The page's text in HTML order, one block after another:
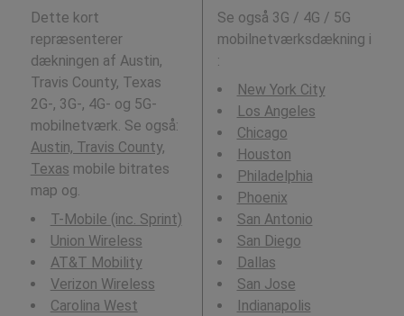
Dette kort
repræsenterer
dækningen af Austin,
Travis County, Texas
2G-, 3G-, 4G- og 5G-
mobilnetværk. Se også:
Austin, Travis County,
Texas mobile bitrates
map og.
T-Mobile (inc. Sprint)
Union Wireless
AT&T Mobility
Verizon Wireless
Carolina West
Se også 3G / 4G / 5G
mobilnetværksdækning i
:
New York City
Los Angeles
Chicago
Houston
Philadelphia
Phoenix
San Antonio
San Diego
Dallas
San Jose
Indianapolis